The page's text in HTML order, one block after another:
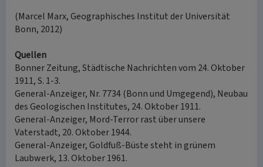
(Marcel Marx, Geographisches Institut der Universität
Bonn, 2012)
Quellen
Bonner Zeitung, Städtische Nachrichten vom 24. Oktober
1911, S. 1-3.
General-Anzeiger, Nr. 7734 (Bonn und Umgegend), Neubau
des Geologischen Institutes, 24. Oktober 1911.
General-Anzeiger, Mord-Terror rast über unsere
Vaterstadt, 20. Oktober 1944.
General-Anzeiger, Goldfuß-Büste steht in grünem
Laubwerk, 13. Oktober 1961.